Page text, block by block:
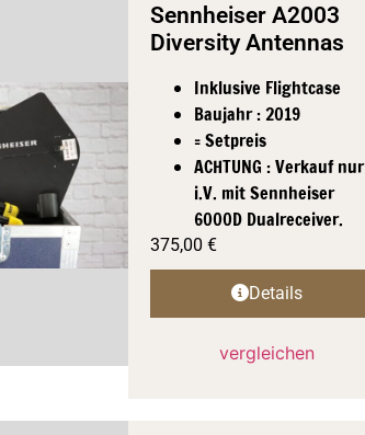
Sennheiser A2003
Diversity Antennas
Inklusive Flightcase
Baujahr : 2019
= Setpreis
ACHTUNG : Verkauf nur
i.V. mit Sennheiser
6000D Dualreceiver.
375,00 €
Details
vergleichen